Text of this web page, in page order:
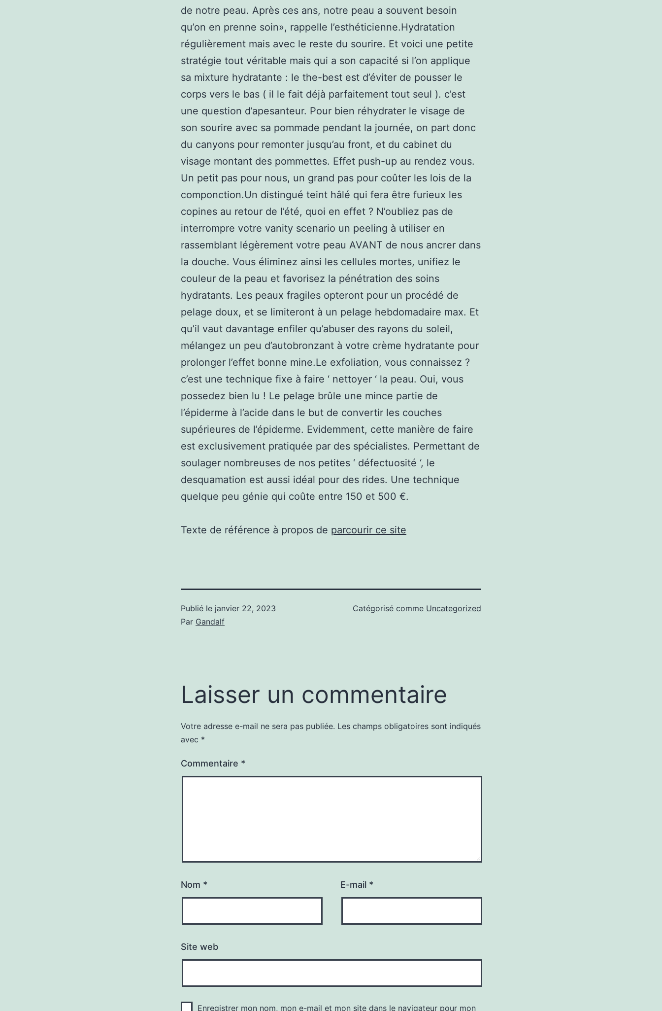
de notre peau. Après ces ans, notre peau a souvent besoin
qu’on en prenne soin», rappelle l’esthéticienne.Hydratation
régulièrement mais avec le reste du sourire. Et voici une petite
stratégie tout véritable mais qui a son capacité si l’on applique
sa mixture hydratante : le the-best est d’éviter de pousser le
corps vers le bas ( il le fait déjà parfaitement tout seul ). c’est
une question d’apesanteur. Pour bien réhydrater le visage de
son sourire avec sa pommade pendant la journée, on part donc
du canyons pour remonter jusqu’au front, et du cabinet du
visage montant des pommettes. Effet push-up au rendez vous.
Un petit pas pour nous, un grand pas pour coûter les lois de la
componction.Un distingué teint hâlé qui fera être furieux les
copines au retour de l’été, quoi en effet ? N’oubliez pas de
interrompre votre vanity scenario un peeling à utiliser en
rassemblant légèrement votre peau AVANT de nous ancrer dans
la douche. Vous éliminez ainsi les cellules mortes, unifiez le
couleur de la peau et favorisez la pénétration des soins
hydratants. Les peaux fragiles opteront pour un procédé de
pelage doux, et se limiteront à un pelage hebdomadaire max. Et
qu’il vaut davantage enfiler qu’abuser des rayons du soleil,
mélangez un peu d’autobronzant à votre crème hydratante pour
prolonger l’effet bonne mine.Le exfoliation, vous connaissez ?
c’est une technique fixe à faire ‘ nettoyer ‘ la peau. Oui, vous
possedez bien lu ! Le pelage brûle une mince partie de
l’épiderme à l’acide dans le but de convertir les couches
supérieures de l’épiderme. Evidemment, cette manière de faire
est exclusivement pratiquée par des spécialistes. Permettant de
soulager nombreuses de nos petites ‘ défectuosité ‘, le
desquamation est aussi idéal pour des rides. Une technique
quelque peu génie qui coûte entre 150 et 500 €.
Texte de référence à propos de parcourir ce site
Publié le janvier 22, 2023
Par Gandalf
Catégorisé comme Uncategorized
Laisser un commentaire
Votre adresse e-mail ne sera pas publiée. Les champs obligatoires sont indiqués
avec *
Commentaire *
Nom * E-mail *
Site web
Enregistrer mon nom, mon e-mail et mon site dans le navigateur pour mon